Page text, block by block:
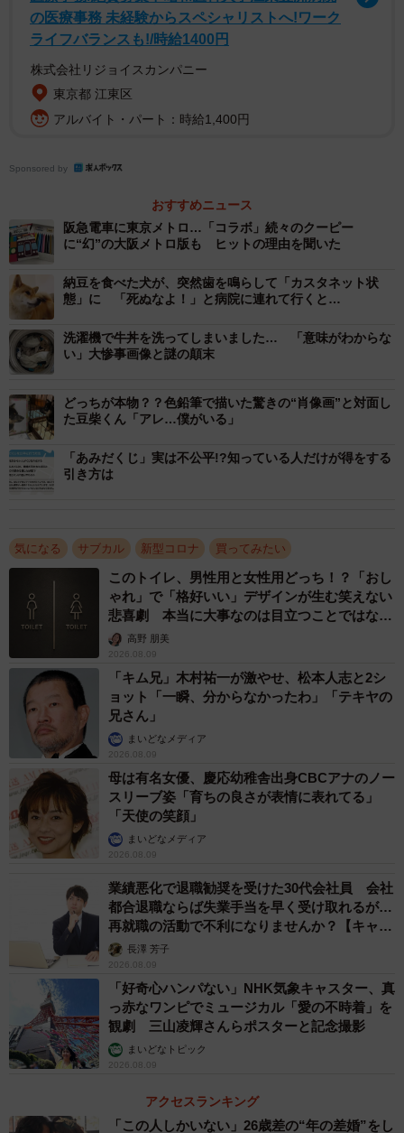
このツイートは、岡本さん宅のほのぼの一家だんらんの
守っていたときのこと。奥様が唐突に「この溝って何？」
と質問したそうです。答えを持ち合わせていなかった岡本
さんは、「それ誰か知ってるかもしらんから聞いてみる
このツイートを読み、筆者も子どもの頃の記憶がよみが
えりました。「これ何や？」とクーピーで何度もなぞって
は「色つかへんな」とあきらめたことを。
上部に溝のような５本の横線がある（サクラクレパス提供）
クーピーの溝、実は…
岡本さん一家と幼い頃の自分の疑問を解消しようと、ク
ーピーペンシルのメーカー、サクラクレパス（大阪市中央
区）の広報担当者に尋ねてみました。
「プラスチックトレイ上の線になったくぼみですね？」
－－はい。これ何のためにあるんですか？
「これはトレイの強度のためです。くぼみがあることで
衝撃の力が分散したり、ねじりに強くなって、薄いトレイ
でも破損しにくくなります。逆にくぼみがないと力が加わ
った時、大きな力となってトレイ面が破損する恐れがある
ためです」
過去に数回だけ質問が寄せられたという、同社担当者の
クーピーってどんな意味？
の医療事務 未経験からスペシャリストへ!ワーク
ライフバランスも!/時給1400円
株式会社リジョイスカンパニー
東京都 江東区
アルバイト・パート：時給1,400円
Sponsored by
おすすめニュース
阪急電車に東京メトロ…「コラボ」続々のクーピー
に“幻”の大阪メトロ版も ヒットの理由を聞いた
納豆を食べた犬が、突然歯を鳴らして「カスタネット状
態」に 「死ぬなよ！」と病院に連れて行くと…
洗濯機で牛丼を洗ってしまいました… 「意味がわからな
い」大惨事画像と謎の顛末
どっちが本物？？色鉛筆で描いた驚きの“肖像画”と対面し
た豆柴くん「アレ…僕がいる」
「あみだくじ」実は不公平!?知っている人だけが得をする
引き方は
気になる サブカル 新型コロナ 買ってみたい
このトイレ、男性用と女性用どっち！？「おし
ゃれ」で「格好いい」デザインが生む笑えない
悲喜劇 本当に大事なのは目立つことではな
く…高野 朋美
2026.08.09
「キム兄」木村祐一が激やせ、松本人志と2シ
ョット「一瞬、分からなかったわ」「テキヤの
兄さん」
まいどなメディア
2026.08.09
母は有名女優、慶応幼稚舎出身CBCアナのノー
スリーブ姿「育ちの良さが表情に表れてる」
「天使の笑顔」
まいどなメディア
2026.08.09
業績悪化で退職勧奨を受けた30代会社員 会社
都合退職ならば失業手当を早く受け取れるが…
再就職の活動で不利になりませんか？【キャリ
アカウンセラーが解説】
長澤 芳子
2026.08.09
「好奇心ハンパない」NHK気象キャスター、真
っ赤なワンピでミュージカル「愛の不時着」を
観劇 三山凌輝さんらポスターと記念撮影
まいどなトピック
2026.08.09
アクセスランキング
「この人しかいない」26歳差の“年の差婚”をし